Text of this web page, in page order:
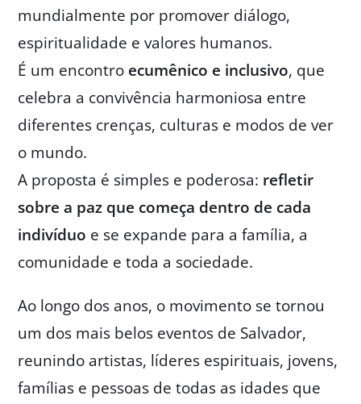
mundialmente por promover diálogo,
espiritualidade e valores humanos.
É um encontro ecumênico e inclusivo, que
celebra a convivência harmoniosa entre
diferentes crenças, culturas e modos de ver
o mundo.
A proposta é simples e poderosa: refletir
sobre a paz que começa dentro de cada
indivíduo e se expande para a família, a
comunidade e toda a sociedade.
Ao longo dos anos, o movimento se tornou
um dos mais belos eventos de Salvador,
reunindo artistas, líderes espirituais, jovens,
famílias e pessoas de todas as idades que